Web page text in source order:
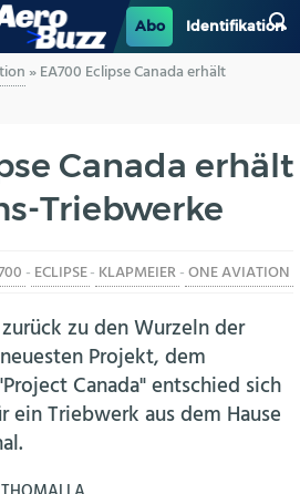
Abo Identifikation
»EA700 Eclipse Canada erhält
Canada erhält
Triebwerke
- ECLIPSE- KLAPMEIER-ONE AVIATION
zu den Wurzeln der
Projekt, dem
Canada" entschied sich
ein Triebwerk aus dem Hause